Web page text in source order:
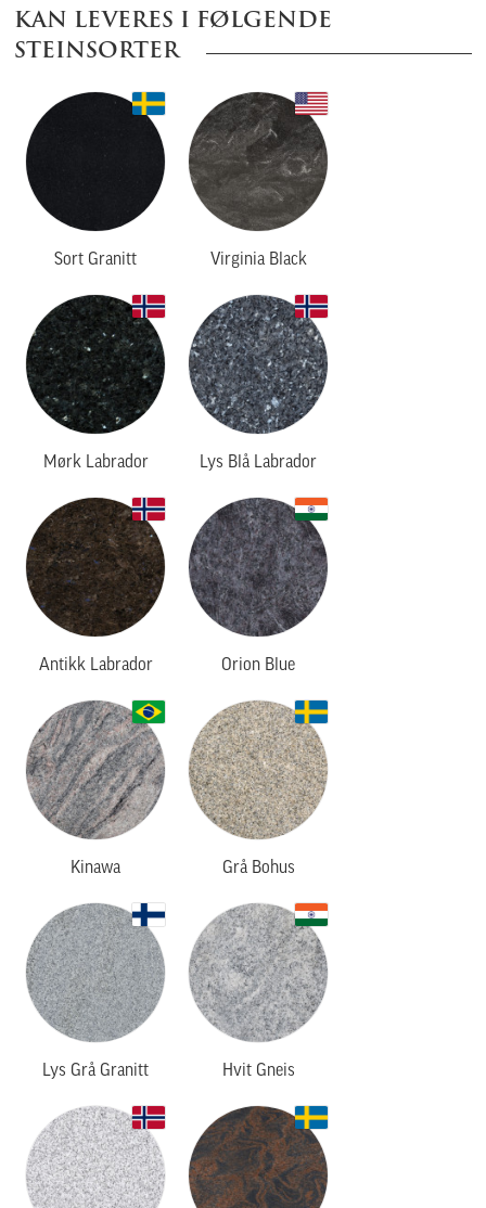
KAN LEVERES I FØLGENDE
STEINSORTER
Sort Granitt Virginia Black
Mørk Labrador Lys Blå Labrador
Antikk Labrador Orion Blue
Kinawa Grå Bohus
Lys Grå Granitt Hvit Gneis